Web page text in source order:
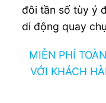
đôi tần số tùy ý
di động quay
MIỄN PHÍ
VỚI KHÁCH